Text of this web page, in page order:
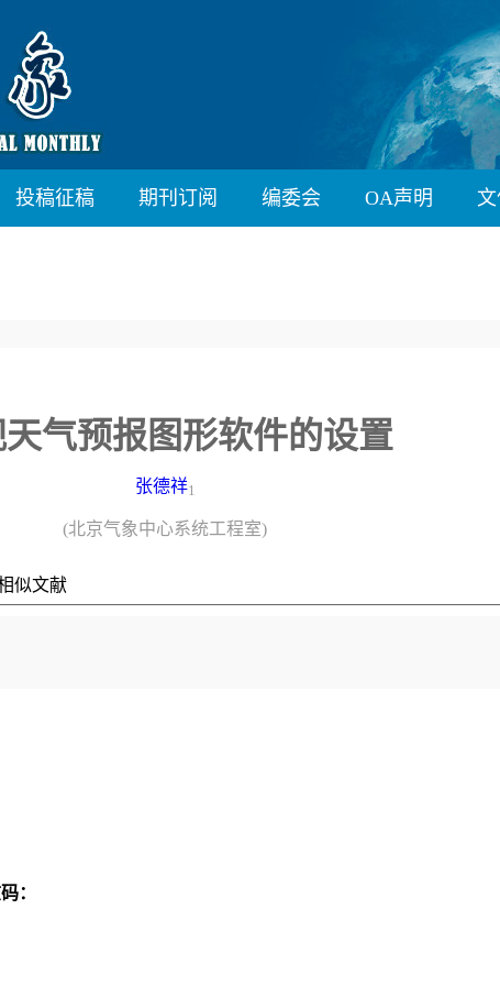
投稿征稿 期刊订阅 编委会 OA声明
天气预报图形软件的设置
张德祥1
(北京气象中心系统工程室)
似文献
：